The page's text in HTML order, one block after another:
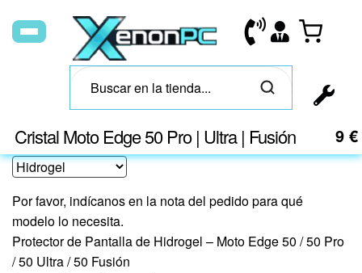
Cristal Moto Edge 50 Pro | Ultra | Fusión 9 €
Por favor, indícanos en la nota del pedido para qué
modelo lo necesita.
Protector de Pantalla de Hidrogel – Moto Edge 50 / 50 Pro
/ 50 Ultra / 50 Fusión